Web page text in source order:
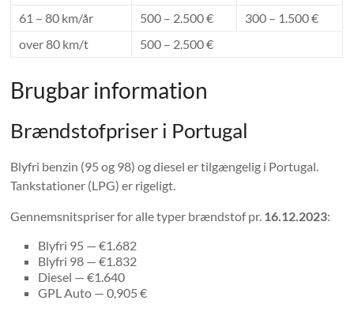
61 – 80 km/år
500 – 2.500 €
300 – 1.500 €
over 80 km/t
500 – 2.500 €
Brugbar information
Brændstofpriser i Portugal
Blyfri benzin (95 og 98) og diesel er tilgængelig i Portugal.
Tankstationer (LPG) er rigeligt.
Gennemsnitspriser for alle typer brændstof pr. 16.12.2023:
Blyfri 95 — €1.682
Blyfri 98 — €1.832
Diesel — €1.640
GPL Auto — 0,905 €